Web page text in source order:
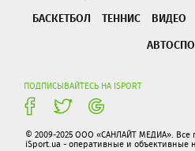
БАСКЕТБОЛ
ТЕННИС ВИДЕО
ПОДПИСЫВАЙТЕСЬ НА ISPORT
© 2009-2025 ООО «САНЛАЙТ МЕДИА».
iSport.ua - оперативные и объективные